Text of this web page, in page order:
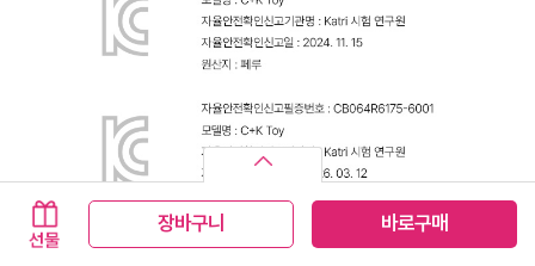
장바구니 바로구매